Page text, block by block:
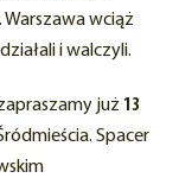
wciąż
i walczyli.
już 13
Spacer